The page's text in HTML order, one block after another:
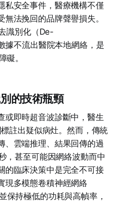
私安全事件，醫療機構不僅
法挽回的品牌聲譽損失。
識別化（De-
據不流出醫院本地網絡，是
礙。
的技術瓶頸
或即時超音波診斷中，醫生
註出疑似病灶。然而，傳統
、雲端推理、結果回傳的過
，甚至可能因網絡波動而中
的臨床決策中是完全不可接
現多模態卷積神經網絡
保持極低的功耗與高幀率，